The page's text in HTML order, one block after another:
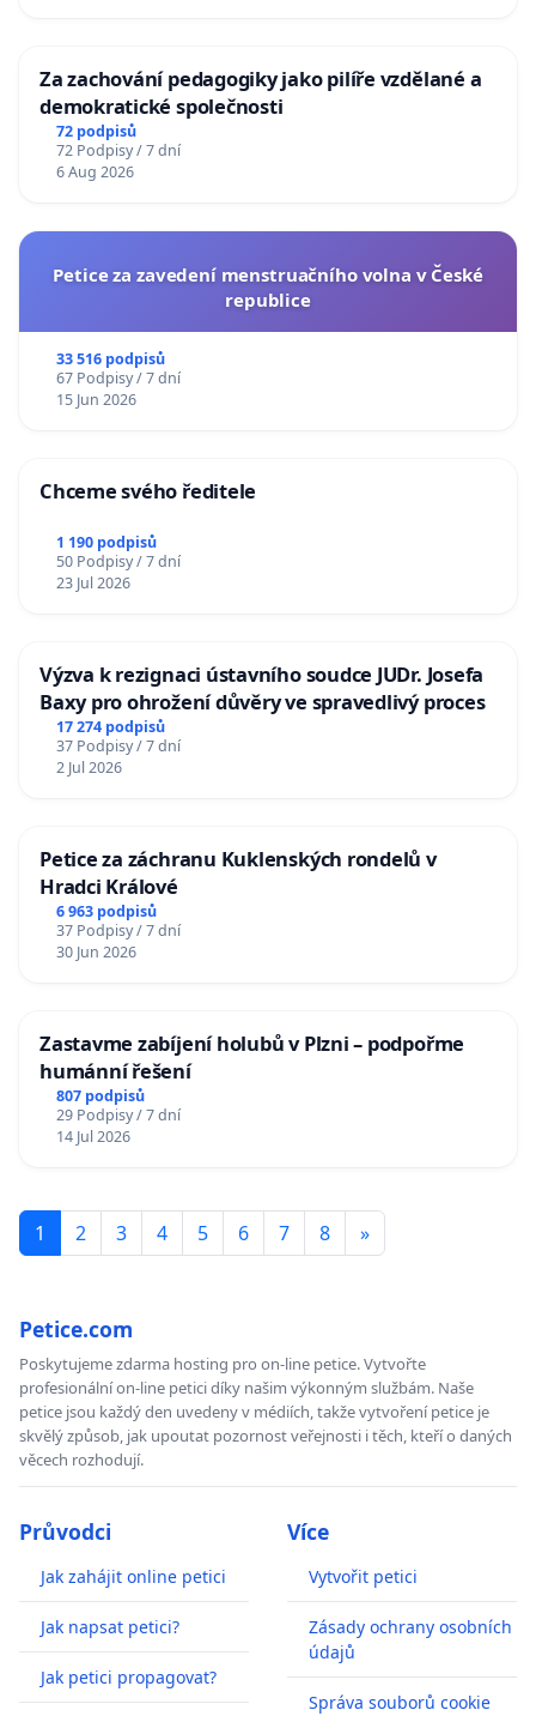
Za zachování pedagogiky jako pilíře vzdělané a
demokratické společnosti
72 podpisů
72 Podpisy / 7 dní
6 Aug 2026
Petice za zavedení menstruačního volna v České
republice
33 516 podpisů
67 Podpisy / 7 dní
15 Jun 2026
Chceme svého ředitele
1 190 podpisů
50 Podpisy / 7 dní
23 Jul 2026
Výzva k rezignaci ústavního soudce JUDr. Josefa
Baxy pro ohrožení důvěry ve spravedlivý proces
17 274 podpisů
37 Podpisy / 7 dní
2 Jul 2026
Petice za záchranu Kuklenských rondelů v
Hradci Králové
6 963 podpisů
37 Podpisy / 7 dní
30 Jun 2026
Zastavme zabíjení holubů v Plzni – podpořme
humánní řešení
807 podpisů
29 Podpisy / 7 dní
14 Jul 2026
1 2 3 4 5 6 7 8 »
Petice.com
Poskytujeme zdarma hosting pro on-line petice. Vytvořte
profesionální on-line petici díky našim výkonným službám. Naše
petice jsou každý den uvedeny v médiích, takže vytvoření petice je
skvělý způsob, jak upoutat pozornost veřejnosti i těch, kteří o daných
věcech rozhodují.
Průvodci
Jak zahájit online petici
Jak napsat petici?
Jak petici propagovat?
Více
Vytvořit petici
Zásady ochrany osobních
údajů
Správa souborů cookie